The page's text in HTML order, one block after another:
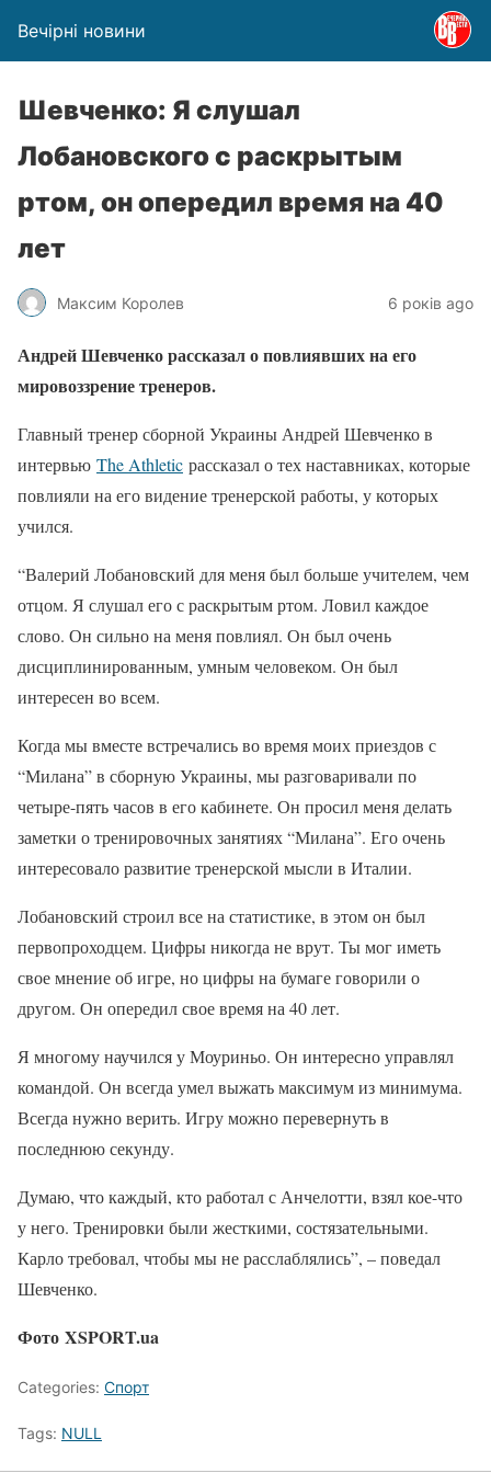
Вечірні новини
Шевченко: Я слушал
Лобановского с раскрытым
ртом, он опередил время на 40
лет
Максим Королев 6 років ago
Андрей Шевченко рассказал о повлиявших на его
мировоззрение тренеров.
Главный тренер сборной Украины Андрей Шевченко в
интервью The Athletic рассказал о тех наставниках, которые
повлияли на его видение тренерской работы, у которых
учился.
“Валерий Лобановский для меня был больше учителем, чем
отцом. Я слушал его с раскрытым ртом. Ловил каждое
слово. Он сильно на меня повлиял. Он был очень
дисциплинированным, умным человеком. Он был
интересен во всем.
Когда мы вместе встречались во время моих приездов с
“Милана” в сборную Украины, мы разговаривали по
четыре-пять часов в его кабинете. Он просил меня делать
заметки о тренировочных занятиях “Милана”. Его очень
интересовало развитие тренерской мысли в Италии.
Лобановский строил все на статистике, в этом он был
первопроходцем. Цифры никогда не врут. Ты мог иметь
свое мнение об игре, но цифры на бумаге говорили о
другом. Он опередил свое время на 40 лет.
Я многому научился у Моуриньо. Он интересно управлял
командой. Он всегда умел выжать максимум из минимума.
Всегда нужно верить. Игру можно перевернуть в
последнюю секунду.
Думаю, что каждый, кто работал с Анчелотти, взял кое-что
у него. Тренировки были жесткими, состязательными.
Карло требовал, чтобы мы не расслаблялись”, – поведал
Шевченко.
Фото XSPORT.ua
Categories: Спорт
Tags: NULL